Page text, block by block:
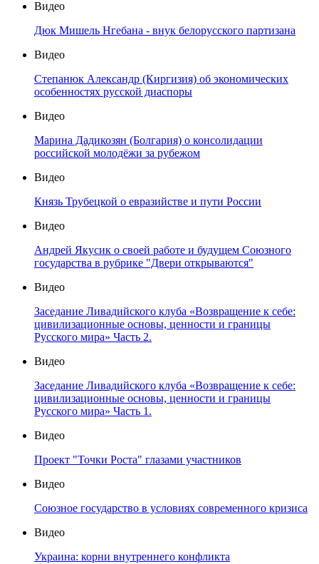
Видео
Дюк Мишель Нгебана - внук белорусского партизана
Видео
Степанюк Александр (Киргизия) об экономических
особенностях русской диаспоры
Видео
Марина Дадикозян (Болгария) о консолидации
российской молодёжи за рубежом
Видео
Князь Трубецкой о евразийстве и пути России
Видео
Андрей Якусик о своей работе и будущем Союзного
государства в рубрике "Двери открываются"
Видео
Заседание Ливадийского клуба «Возвращение к себе:
цивилизационные основы, ценности и границы
Русского мира» Часть 2.
Видео
Заседание Ливадийского клуба «Возвращение к себе:
цивилизационные основы, ценности и границы
Русского мира» Часть 1.
Видео
Проект "Точки Роста" глазами участников
Видео
Союзное государство в условиях современного кризиса
Видео
Украина: корни внутреннего конфликта